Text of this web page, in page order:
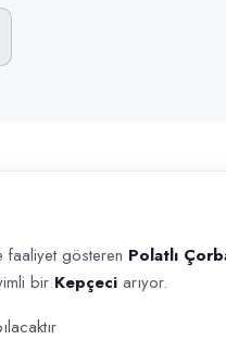
Polatlı Çorba Dünyası
gösteren Polatlı
bir Kepçeci arıyor.